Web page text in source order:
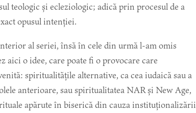
teologic și ecleziologic; adică prin procesul de a
opusul intenției.
al seriei, însă în cele din urmă l-am omis
aici o idee, care poate fi o provocare care
spiritualitățile alternative, ca cea iudaică sau a
anterioare, sau spiritualitatea NAR și New Age,
apărute în biserică din cauza instituționalizării